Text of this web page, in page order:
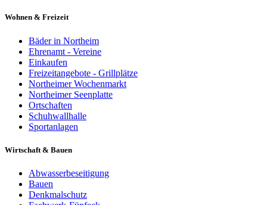
Wohnen & Freizeit
Bäder in Northeim
Ehrenamt - Vereine
Einkaufen
Freizeitangebote - Grillplätze
Northeimer Wochenmarkt
Northeimer Seenplatte
Ortschaften
Schuhwallhalle
Sportanlagen
Wirtschaft & Bauen
Abwasserbeseitigung
Bauen
Denkmalschutz